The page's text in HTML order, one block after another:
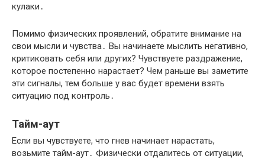
кулаки․
Помимо физических проявлений, обратите внимание на
свои мысли и чувства․ Вы начинаете мыслить негативно,
критиковать себя или других? Чувствуете раздражение,
которое постепенно нарастает?​ Чем раньше вы заметите
эти сигналы, тем больше у вас будет времени взять
ситуацию под контроль․
Тайм-аут
Если вы чувствуете, что гнев начинает нарастать,
возьмите тайм-аут․ Физически отдалитесь от ситуации,